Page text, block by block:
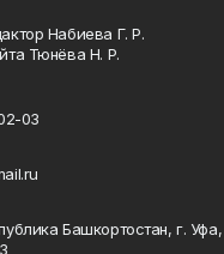
Набиева Г. Р.
Тюнёва Н. Р.
03
Башкортостан, г.